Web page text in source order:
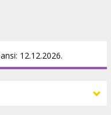
12.12.2026.